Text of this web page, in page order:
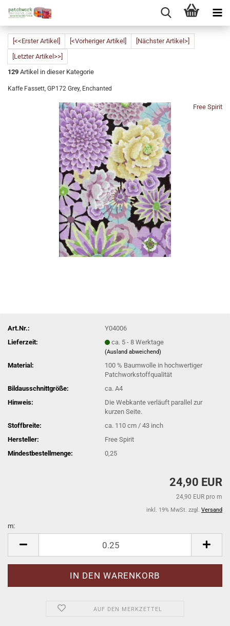
[<<Erster Artikel] [<Vorheriger Artikel]
[Nächster Artikel>]
[Letzter Artikel>>]
129 Artikel in dieser Kategorie
Kaffe Fassett, GP172 Grey, Enchanted
Free Spirit
Art.Nr.:
Y04006
Lieferzeit:
ca. 5 - 8 Werktage
(Ausland abweichend)
Material:
100 % Baumwolle in hochwertiger
Patchworkstoffqualität
Bildausschnittgröße:
ca. A4
Hinweis:
Die Webkante verläuft parallel zur
kurzen Seite.
Stoffbreite:
ca. 110 cm / 43 inch
Hersteller:
Free Spirit
Mindestbestellmenge:
0,25
24,90 EUR
24,90 EUR pro m
inkl. 19% MwSt. zzgl. Versand
m:
AUF DEN MERKZETTEL